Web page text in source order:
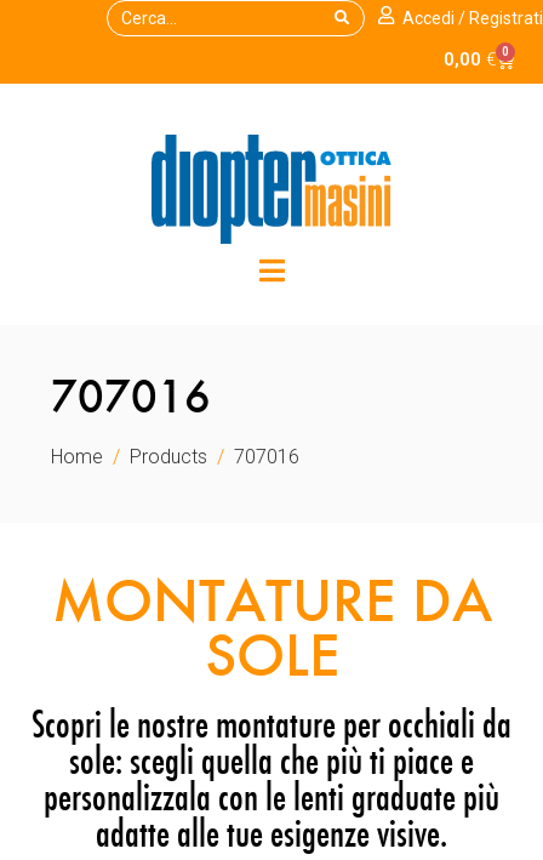
Accedi / Registrati
0,00 € 0
707016
Home Products 707016
MONTATURE DA
SOLE
Scopri le nostre montature per occhiali da
sole: scegli quella che più ti piace e
personalizzala con le lenti graduate più
adatte alle tue esigenze visive.